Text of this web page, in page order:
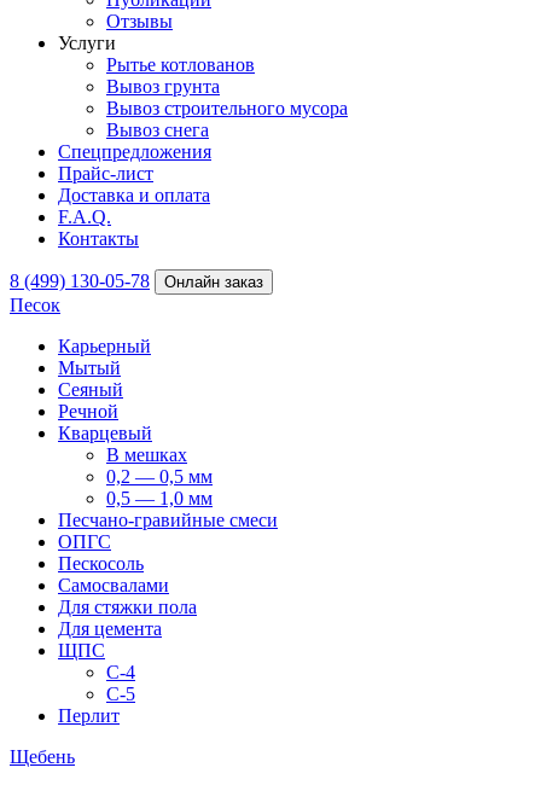
Отзывы
Услуги
Рытье котлованов
Вывоз грунта
Вывоз строительного мусора
Вывоз снега
Спецпредложения
Прайс-лист
Доставка и оплата
F.A.Q.
Контакты
8 (499) 130-05-78 Онлайн заказ
Песок
Карьерный
Мытый
Сеяный
Речной
Кварцевый
В мешках
0,2 — 0,5 мм
0,5 — 1,0 мм
Песчано-гравийные смеси
ОПГС
Пескосоль
Самосвалами
Для стяжки пола
Для цемента
ЩПС
С-4
С-5
Перлит
Щебень